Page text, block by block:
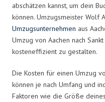
abschätzen kannst, um dein
können. Umzugsmeister Wolf
Umzugsunternehmen aus
Umzug von Aachen nach
kosteneffizient zu gestalten.
Die Kosten für einen Umzug
können je nach Umfang und
Faktoren wie die Größe